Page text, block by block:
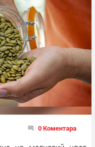
0 Коментара